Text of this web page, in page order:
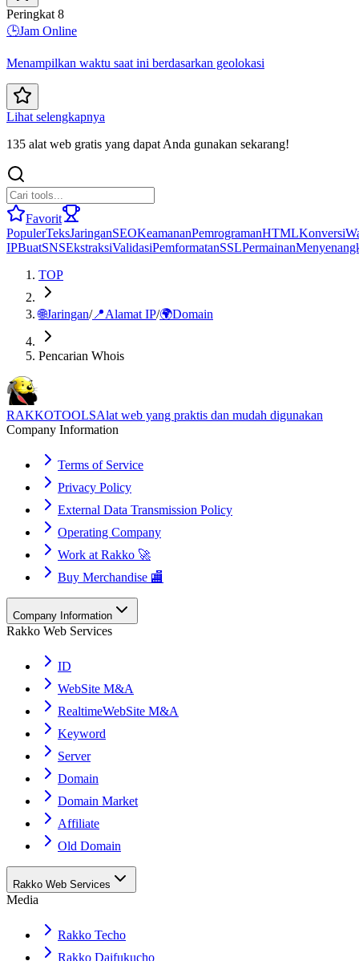
Peringkat 8
🕒Jam Online
Menampilkan waktu saat ini berdasarkan geolokasi
Lihat selengkapnya
135 alat web gratis yang dapat Anda gunakan sekarang!
Favorit
PopulerTeksJaringanSEOKeamananPemrogramanHTMLKonversi
IPBuatSNSEkstraksiValidasiPemformatanSSLPermainan
TOP
🌐Jaringan/📍Alamat IP/🌍Domain
Pencarian Whois
RAKKOTOOLSAlat web yang praktis dan mudah digunakan
Company Information
Terms of Service
Privacy Policy
External Data Transmission Policy
Operating Company
Work at Rakko 🚀
Buy Merchandise 🏬
Company Information
Rakko Web Services
ID
WebSite M&A
RealtimeWebSite M&A
Keyword
Server
Domain
Domain Market
Affiliate
Old Domain
Rakko Web Services
Media
Rakko Techo
Rakko Daifukucho